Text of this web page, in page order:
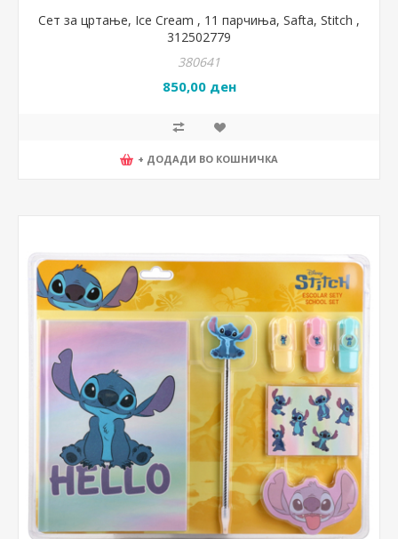
Сет за цртање, Ice Cream , 11 парчиња, Safta, Stitch ,
312502779
380641
850,00 ден
+ ДОДАДИ ВО КОШНИЧКА